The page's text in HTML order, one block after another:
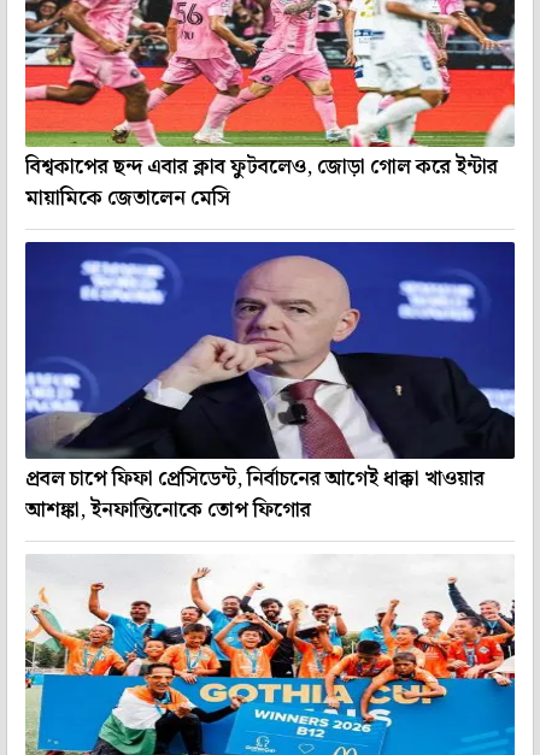
বিশ্বকাপের ছন্দ এবার ক্লাব ফুটবলেও, জোড়া গোল করে ইন্টার
মায়ামিকে জেতালেন মেসি
প্রবল চাপে ফিফা প্রেসিডেন্ট, নির্বাচনের আগেই ধাক্কা খাওয়ার
আশঙ্কা, ইনফান্তিনোকে তোপ ফিগোর